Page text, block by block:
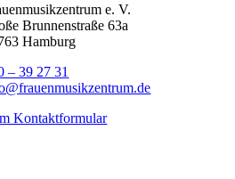
e. V.
Brunnenstraße 63a
Hamburg
– 39 27 31
Kontaktformular